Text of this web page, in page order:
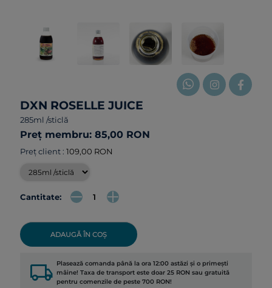
DXN ROSELLE JUICE
285ml /sticlă
Preț membru: 85,00 RON
Preț client : 109,00 RON
Cantitate:
ADAUGĂ ÎN COȘ
local_shipping Plasează comanda până la ora 12:00 astăzi și o primești
mâine! Taxa de transport este doar 25 RON sau gratuită
pentru comenzile de peste 700 RON!